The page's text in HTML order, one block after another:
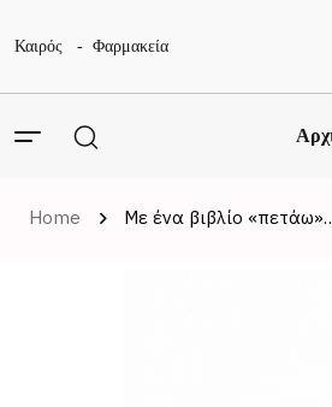
Καιρός Φαρμακεία
Home Με ένα βιβλίο